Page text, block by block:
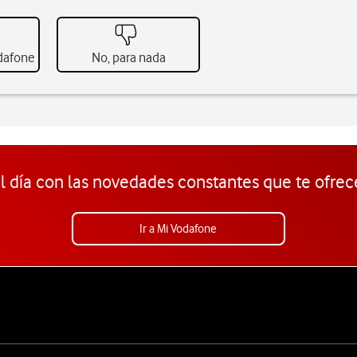
No, para nada
día con las novedades constantes que te
Ir a Mi Vodafone